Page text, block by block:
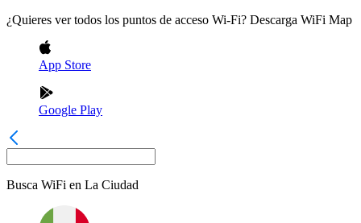
¿Quieres ver todos los puntos de acceso Wi-Fi? Descarga WiFi Map
App Store
Google Play
Busca WiFi en La Ciudad